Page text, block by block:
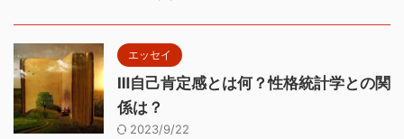
エッセイ
Ⅲ自己肯定感とは何？性格統計学との関
係は？
2023/9/22